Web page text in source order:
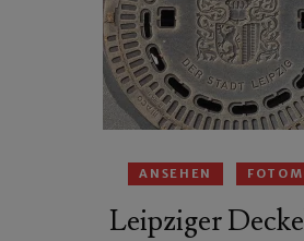
ANSEHEN
Leipziger